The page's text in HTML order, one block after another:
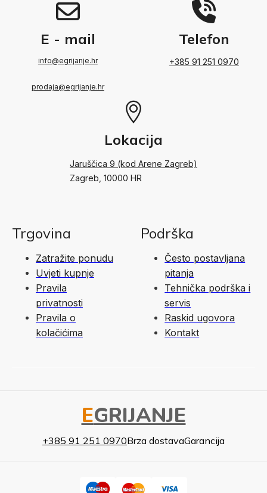
E - mail
info@egrijanje.hr
prodaja@egrijanje.hr
Telefon
+385 91 251 0970
Lokacija
Jaruščica 9 (kod Arene Zagreb)
Zagreb, 10000 HR
Trgovina
Zatražite ponudu
Uvjeti kupnje
Pravila
privatnosti
Pravila o
kolačićima
Podrška
Često postavljana
pitanja
Tehnička podrška i
servis
Raskid ugovora
Kontakt
EGRIJANJE
+385 91 251 0970Brza dostavaGarancija